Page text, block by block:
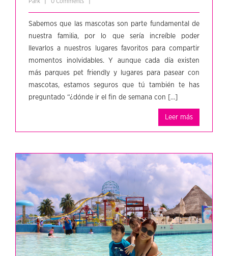
Park 0 Comments
Sabemos que las mascotas son parte fundamental de
nuestra familia, por lo que sería increíble poder
llevarlos a nuestros lugares favoritos para compartir
momentos inolvidables. Y aunque cada día existen
más parques pet friendly y lugares para pasear con
mascotas, estamos seguros que tú también te has
preguntado “¿dónde ir el fin de semana con […]
Leer más